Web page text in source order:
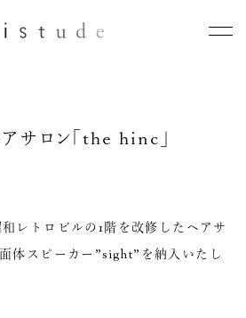
ロン「the hinc」
レトロビルの1階を改修したヘアサ
体スピーカー”sight”を納入いたし